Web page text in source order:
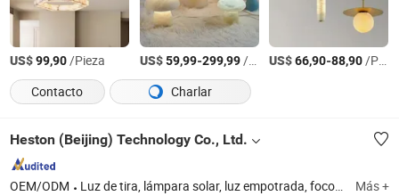
US$99,90/Pieza US$59,99-299,99/Pieza US$66,90-88,90/Pieza
Contacto
Charlar
Heston (Beijing) Technology Co., Ltd.
OEM/ODM Luz de tira, lámpara solar, luz empotrada, foco, luz solar de calle, luz solar de jardín, luz de emergencia, luz de calle, bombilla Dob Más +